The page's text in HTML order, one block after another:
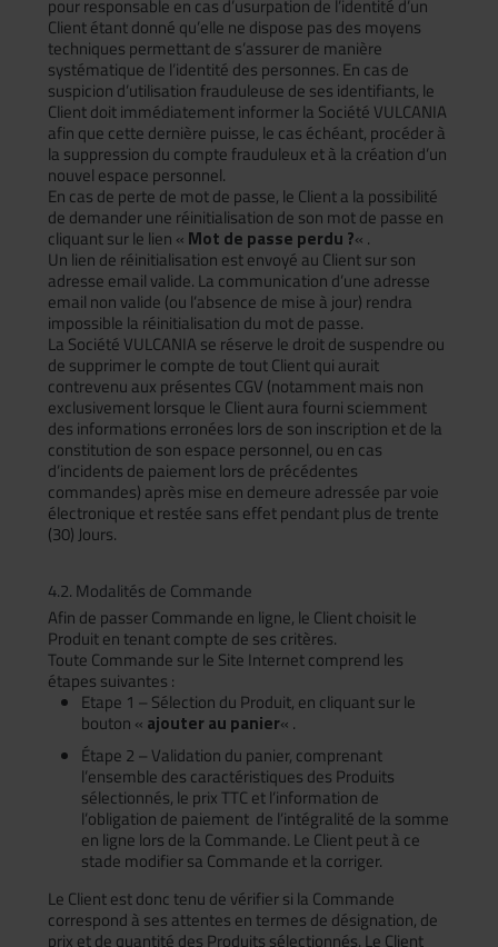
pour responsable en cas d’usurpation de l’identité d’un
Client étant donné qu’elle ne dispose pas des moyens
techniques permettant de s’assurer de manière
systématique de l’identité des personnes. En cas de
suspicion d’utilisation frauduleuse de ses identifiants, le
Client doit immédiatement informer la Société VULCANIA
afin que cette dernière puisse, le cas échéant, procéder à
la suppression du compte frauduleux et à la création d’un
nouvel espace personnel.
En cas de perte de mot de passe, le Client a la possibilité
de demander une réinitialisation de son mot de passe en
cliquant sur le lien « Mot de passe perdu ?« .
Un lien de réinitialisation est envoyé au Client sur son
adresse email valide. La communication d’une adresse
email non valide (ou l’absence de mise à jour) rendra
impossible la réinitialisation du mot de passe.
La Société VULCANIA se réserve le droit de suspendre ou
de supprimer le compte de tout Client qui aurait
contrevenu aux présentes CGV (notamment mais non
exclusivement lorsque le Client aura fourni sciemment
des informations erronées lors de son inscription et de la
constitution de son espace personnel, ou en cas
d’incidents de paiement lors de précédentes
commandes) après mise en demeure adressée par voie
électronique et restée sans effet pendant plus de trente
(30) Jours.
4.2. Modalités de Commande
Afin de passer Commande en ligne, le Client choisit le
Produit en tenant compte de ses critères.
Toute Commande sur le Site Internet comprend les
étapes suivantes :
Etape 1 – Sélection du Produit, en cliquant sur le
bouton « ajouter au panier« .
Étape 2 – Validation du panier, comprenant
l’ensemble des caractéristiques des Produits
sélectionnés, le prix TTC et l’information de
l’obligation de paiement de l’intégralité de la somme
en ligne lors de la Commande. Le Client peut à ce
stade modifier sa Commande et la corriger.
Le Client est donc tenu de vérifier si la Commande
correspond à ses attentes en termes de désignation, de
prix et de quantité des Produits sélectionnés. Le Client